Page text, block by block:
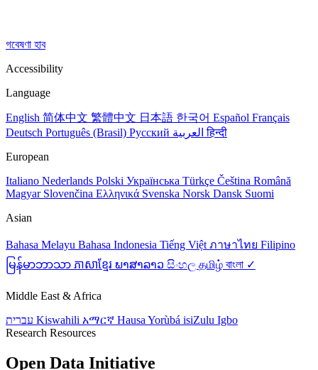
গবেষণা হাব
Accessibility
Language
English 简体中文 繁體中文 日本語 한국어 Español Français
Deutsch Português (Brasil) Русский العربيةहिन्दी
European
Italiano Nederlands Polski Українська Türkçe Čeština Română
Magyar Slovenčina Ελληνικά Svenska Norsk Dansk Suomi
Asian
Bahasa Melayu Bahasa Indonesia Tiếng Việt ภาษาไทย Filipino
မြန်မာဘာသာ ភាសាខ្មែរ ພາສາລາວ සිංහල தமிழ் বাংলা ✓
Middle East & Africa
Kiswahili አማርኛ Hausa Yorùbá isiZulu Igbo
Research Resources
Open Data Initiative